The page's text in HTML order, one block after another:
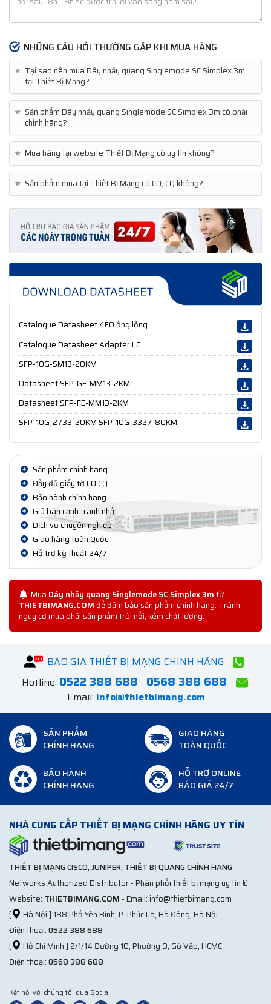
NHỮNG CÂU HỎI THƯỜNG GẶP KHI MUA HÀNG
★ Tại sao nên mua Dây nhảy quang Singlemode SC Simplex 3m
tại Thiết Bị Mạng?
★ Sản phẩm Dây nhảy quang Singlemode SC Simplex 3m có phải
chính hãng?
★ Mua hàng tại website Thiết Bị Mạng có uy tín không?
★ Sản phẩm mua tại Thiết Bị Mạng có CO, CQ không?
Catalogue Datasheet 4FO ống lỏng
Catalogue Datasheet Adapter LC
SFP-10G-SM13-20KM
Datasheet SFP-GE-MM13-2KM
Datasheet SFP-FE-MM13-2KM
SFP-10G-2733-20KM SFP-10G-3327-80KM
Sản phẩm chính hãng
Đầy đủ giấy tờ CO,CQ
Bảo hành chính hãng
Giá bán cạnh tranh nhất
Dịch vụ chuyên nghiệp
Giao hàng toàn Quốc
Hỗ trợ kỹ thuật 24/7
Mua Dây nhảy quang Singlemode SC Simplex 3mtừ
THIETBIMANG.COMđể đảm bảo sản phẩm chính hãng. Tránh
nguy cơ mua phải sản phẩm trôi nổi, kém chất lượng.
BÁO GIÁ THIẾT BỊ MẠNG CHÍNH HÃNG
Hotline: 0522 388 688 - 0568 388 688
Email: info@thietbimang.com
SẢN PHẨM
CHÍNH HÃNG
GIAO HÀNG
TOÀN QUỐC
BẢO HÀNH
CHÍNH HÃNG
HỖ TRỢ ONLINE
BÁO GIÁ 24/7
NHÀ CUNG CẤP THIẾT BỊ MẠNG CHÍNH HÃNG UY TÍN
THIẾT BỊ MẠNG CISCO, JUNIPER, THIẾT BỊ QUANG CHÍNH HÃNG
Networks Authorized Distributor - Phân phối thiết bị mạng uy tín ®
Website: THIETBIMANG.COM - Email: info@thietbimang.com
[
Hà Nội ] 188 Phố Yên Bình, P. Phúc La, Hà Đông, Hà Nội
Điện thoại:0522 388 688
[
Hồ Chí Minh ] 2/1/14 Đường 10, Phường 9, Gò Vấp, HCMC
Điện thoại:0568 388 688
Kết nối với chúng tôi qua Social